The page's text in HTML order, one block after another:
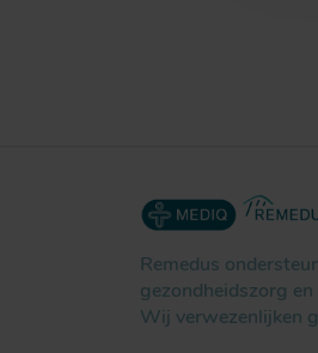
Remedus
gezondheidszorg
Wij verwezenlijken